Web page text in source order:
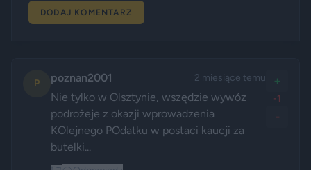
DODAJ KOMENTARZ
P poznan2001 2 miesiące temu
Nie tylko w Olsztynie, wszędzie wywóz
podrożeje z okazji wprowadzenia
KOlejnego POdatku w postaci kaucji za
butelki...
+
-1
-